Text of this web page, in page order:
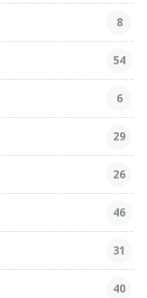
8
54
6
29
26
46
31
40